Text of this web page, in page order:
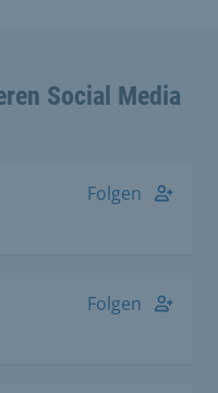
Social Media
Folgen
Folgen